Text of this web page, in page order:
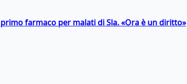
farmaco per malati di Sla. «Ora è un diritto»